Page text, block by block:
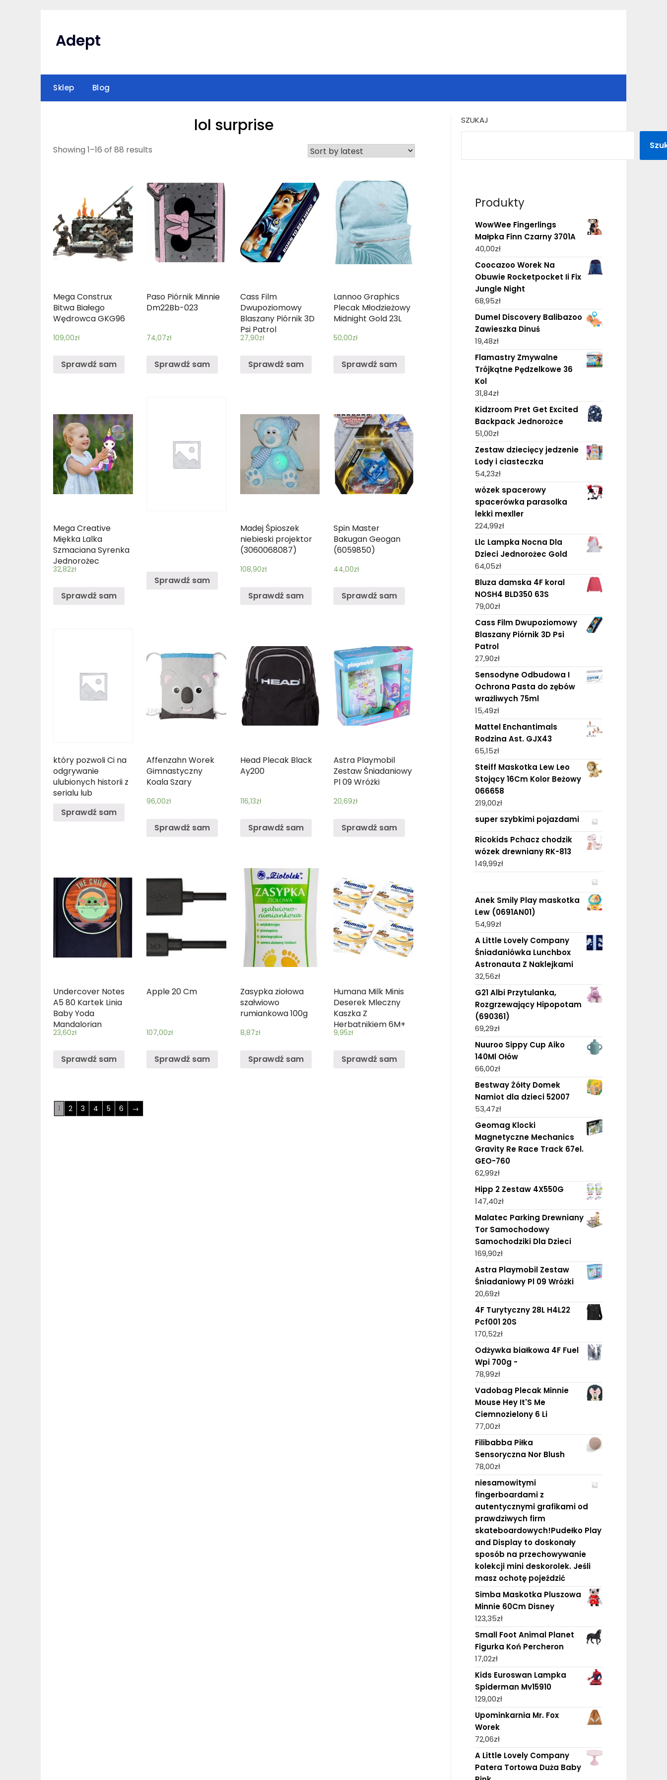
Adept
Sklep Blog
lol surprise
Showing 1–16 of 88 results
Mega Construx
Bitwa Białego
Wędrowca GKG96
109,00zł
Sprawdź sam
Paso Piórnik Minnie
Dm22Bb-023
74,07zł
Sprawdź sam
Cass Film
Dwupoziomowy
Blaszany Piórnik 3D
Psi Patrol
27,90zł
Sprawdź sam
Lannoo Graphics
Plecak Młodzieżowy
Midnight Gold 23L
50,00zł
Sprawdź sam
Mega Creative
Miękka Lalka
Szmaciana Syrenka
Jednorożec
32,82zł
Sprawdź sam
Sprawdź sam
Madej Śpioszek
niebieski projektor
(3060068087)
108,90zł
Sprawdź sam
Spin Master
Bakugan Geogan
(6059850)
44,00zł
Sprawdź sam
który pozwoli Ci na
odgrywanie
ulubionych historii z
serialu lub
własnych. W
wiertłem
Sprawdź sam
Affenzahn Worek
Gimnastyczny
Koala Szary
96,00zł
Sprawdź sam
Head Plecak Black
Ay200
116,13zł
Sprawdź sam
Astra Playmobil
Zestaw Śniadaniowy
Pl 09 Wróżki
20,69zł
Sprawdź sam
Undercover Notes
A5 80 Kartek Linia
Baby Yoda
Mandalorian
23,60zł
Sprawdź sam
Apple 20 Cm
107,00zł
Sprawdź sam
Zasypka ziołowa
szałwiowo
rumiankowa 100g
8,87zł
Sprawdź sam
Humana Milk Minis
Deserek Mleczny
Kaszka Z
Herbatnikiem 6M+
4X100G
9,95zł
Sprawdź sam
1 2 3 4 5 6 →
SZUKAJ
Produkty
WowWee Fingerlings
Małpka Finn Czarny 3701A
40,00zł
Coocazoo Worek Na
Obuwie Rocketpocket Ii Fix
Jungle Night
68,95zł
Dumel Discovery Balibazoo
Zawieszka Dinuś
19,48zł
Flamastry Zmywalne
Trójkątne Pędzelkowe 36
Kol
31,84zł
Kidzroom Pret Get Excited
Backpack Jednorożce
51,00zł
Zestaw dziecięcy jedzenie
Lody i ciasteczka
54,23zł
wózek spacerowy
spacerówka parasolka
lekki mexller
224,99zł
Llc Lampka Nocna Dla
Dzieci Jednorożec Gold
64,05zł
Bluza damska 4F koral
NOSH4 BLD350 63S
79,00zł
Cass Film Dwupoziomowy
Blaszany Piórnik 3D Psi
Patrol
27,90zł
Sensodyne Odbudowa I
Ochrona Pasta do zębów
wrażliwych 75ml
15,49zł
Mattel Enchantimals
Rodzina Ast. GJX43
65,15zł
Steiff Maskotka Lew Leo
Stojący 16Cm Kolor Beżowy
066658
219,00zł
super szybkimi pojazdami
Ricokids Pchacz chodzik
wózek drewniany RK-813
149,99zł
Anek Smily Play maskotka
Lew (0691AN01)
54,99zł
A Little Lovely Company
Śniadaniówka Lunchbox
Astronauta Z Naklejkami
32,56zł
G21 Albi Przytulanka,
Rozgrzewający Hipopotam
(690361)
69,29zł
Nuuroo Sippy Cup Aiko
140Ml Ołów
66,00zł
Bestway Żółty Domek
Namiot dla dzieci 52007
53,47zł
Geomag Klocki
Magnetyczne Mechanics
Gravity Re Race Track 67el.
GEO-760
62,99zł
Hipp 2 Zestaw 4X550G
147,40zł
Malatec Parking Drewniany
Tor Samochodowy
Samochodziki Dla Dzieci
169,90zł
Astra Playmobil Zestaw
Śniadaniowy Pl 09 Wróżki
20,69zł
4F Turytyczny 28L H4L22
Pcf001 20S
170,52zł
Odżywka białkowa 4F Fuel
Wpi 700g -
78,99zł
Vadobag Plecak Minnie
Mouse Hey It'S Me
Ciemnozielony 6 Li
77,00zł
Filibabba Piłka
Sensoryczna Nor Blush
78,00zł
niesamowitymi
fingerboardami z
autentycznymi grafikami od
prawdziwych firm
skateboardowych!Pudełko Play
and Display to doskonały
sposób na przechowywanie
kolekcji mini deskorolek. Jeśli
masz ochotę pojeździć
Simba Maskotka Pluszowa
Minnie 60Cm Disney
123,35zł
Small Foot Animal Planet
Figurka Koń Percheron
17,02zł
Kids Euroswan Lampka
Spiderman Mv15910
129,00zł
Upominkarnia Mr. Fox
Worek
72,06zł
A Little Lovely Company
Patera Tortowa Duża Baby